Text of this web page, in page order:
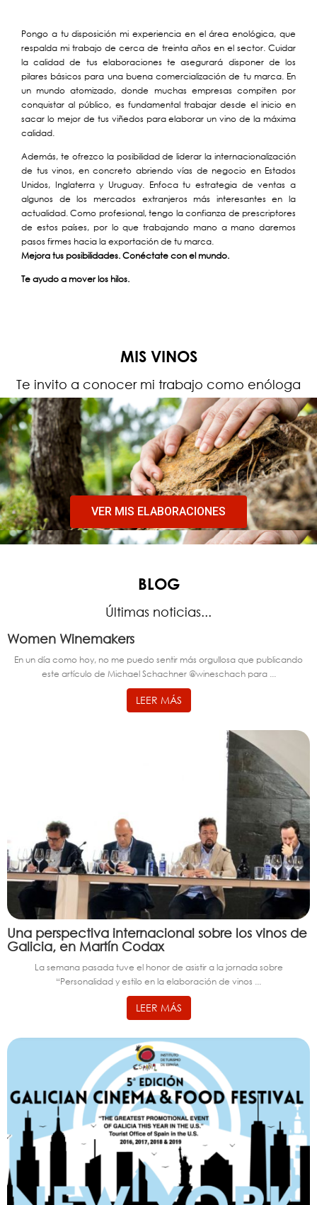
Pongo a tu disposición mi experiencia en el área enológica, que
respalda mi trabajo de cerca de treinta años en el sector. Cuidar
la calidad de tus elaboraciones te asegurará disponer de los
pilares básicos para una buena comercialización de tu marca. En
un mundo atomizado, donde muchas empresas compiten por
conquistar al público, es fundamental trabajar desde el inicio en
sacar lo mejor de tus viñedos para elaborar un vino de la máxima
calidad.
Además, te ofrezco la posibilidad de liderar la internacionalización
de tus vinos, en concreto abriendo vías de negocio en Estados
Unidos, Inglaterra y Uruguay. Enfoca tu estrategia de ventas a
algunos de los mercados extranjeros más interesantes en la
actualidad. Como profesional, tengo la confianza de prescriptores
de estos países, por lo que trabajando mano a mano daremos
pasos firmes hacia la exportación de tu marca.
Mejora tus posibilidades. Conéctate con el mundo.
Te ayudo a mover los hilos.
MIS VINOS
Te invito a conocer mi trabajo como enóloga
VER MIS ELABORACIONES
BLOG
Últimas noticias...
Women Winemakers
En un día como hoy, no me puedo sentir más orgullosa que publicando
este artículo de Michael Schachner @wineschach para ...
LEER MÁS
Una perspectiva internacional sobre los vinos de
Galicia, en Martín Codax
La semana pasada tuve el honor de asistir a la jornada sobre
“Personalidad y estilo en la elaboración de vinos ...
LEER MÁS